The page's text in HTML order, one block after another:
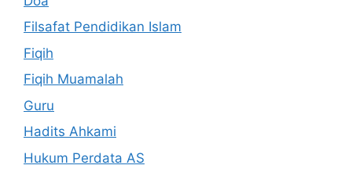
Filsafat Pendidikan Islam
Fiqih
Fiqih Muamalah
Guru
Hadits Ahkami
Hukum Perdata AS